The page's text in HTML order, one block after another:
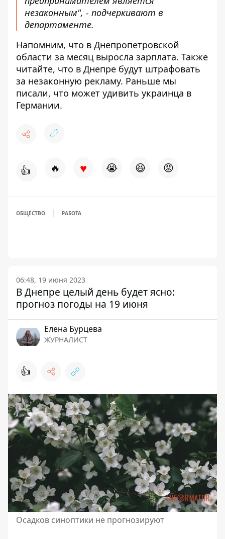
незаконным", - подчеркивают в
департаменте.
Напомним, что в Днепропетровской
области за месяц выросла зарплата. Также
читайте, что в Днепре будут штрафовать
за незаконную рекламу. Раньше мы
писали, что может удивить украинца в
Германии.
👍 🔥 ♥ 😭 😆 😡
ОБЩЕСТВО РАБОТА
06:48, 19 июня 2023
В Днепре целый день будет ясно:
прогноз погоды на 19 июня
Елена Бурцева
ЖУРНАЛИСТ
👍
Осадков синоптики не прогнозируют